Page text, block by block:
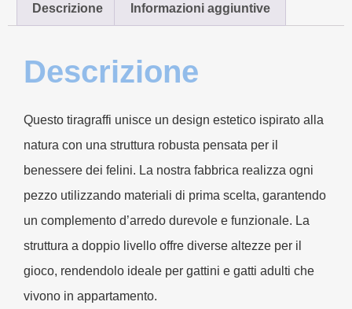
Descrizione Informazioni aggiuntive
Descrizione
Questo tiragraffi unisce un design estetico ispirato alla
natura con una struttura robusta pensata per il
benessere dei felini. La nostra fabbrica realizza ogni
pezzo utilizzando materiali di prima scelta, garantendo
un complemento d’arredo durevole e funzionale. La
struttura a doppio livello offre diverse altezze per il
gioco, rendendolo ideale per gattini e gatti adulti che
vivono in appartamento.